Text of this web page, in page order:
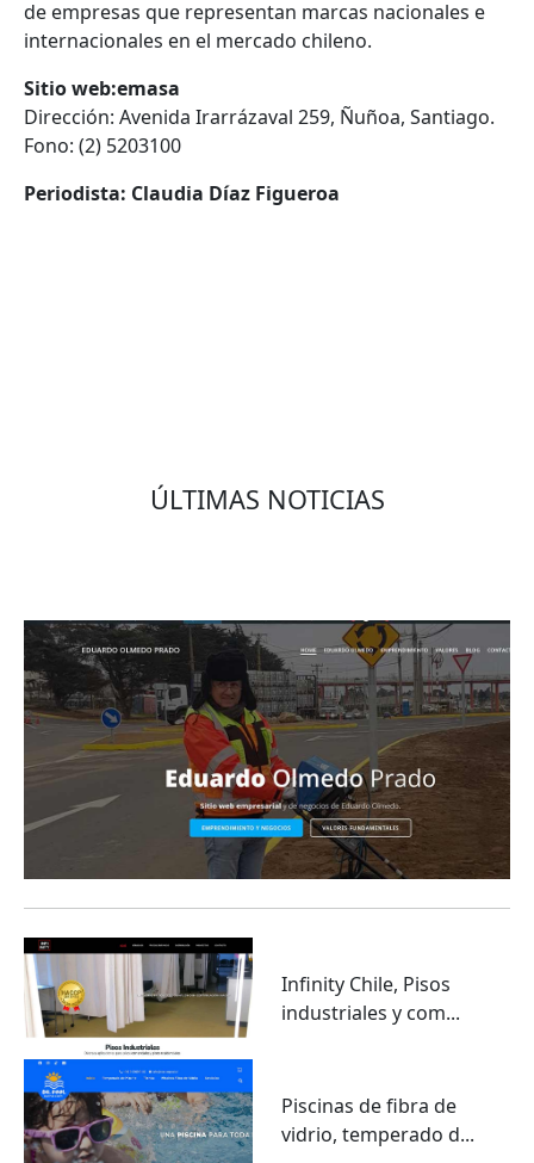
de empresas que representan marcas nacionales e
internacionales en el mercado chileno.
Sitio web:emasa
Dirección: Avenida Irarrázaval 259, Ñuñoa, Santiago.
Fono: (2) 5203100
Periodista: Claudia Díaz Figueroa
ÚLTIMAS NOTICIAS
Infinity Chile, Pisos
industriales y com...
Piscinas de fibra de
vidrio, temperado d...